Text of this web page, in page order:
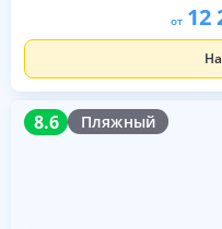
от 12
8.6 Пляжный
8.6